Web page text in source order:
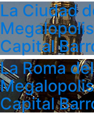
La Ciudad
Capital
La Roma
Capital